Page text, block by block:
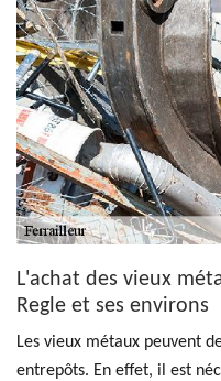
L'achat des vieux
Regle et ses environs
Les vieux métaux peuvent
entrepôts. En effet, il est